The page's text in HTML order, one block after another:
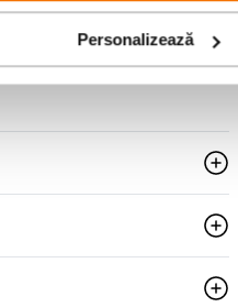
Personalizează
Livrare gratuita